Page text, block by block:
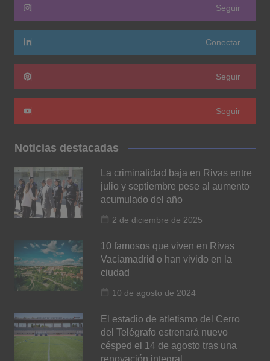
Seguir
Conectar
Seguir
Seguir
Noticias destacadas
La criminalidad baja en Rivas entre
julio y septiembre pese al aumento
acumulado del año
2 de diciembre de 2025
10 famosos que viven en Rivas
Vaciamadrid o han vivido en la
ciudad
10 de agosto de 2024
El estadio de atletismo del Cerro
del Telégrafo estrenará nuevo
césped el 14 de agosto tras una
renovación integral